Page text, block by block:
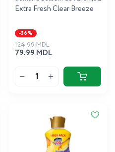
Extra Fresh Clear Breeze
-36%
79.99 MDL
124.99 MDL